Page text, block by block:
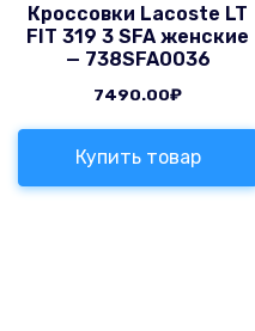
Кроссовки Lacoste LT
FIT 319 3 SFA женские
— 738SFA0036
7490.00₽
Купить товар